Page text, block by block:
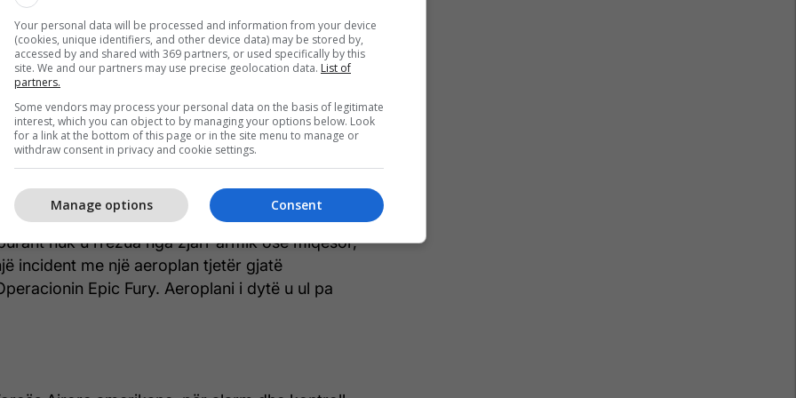
nga mbrojtja ajrore e Kuvajtit në një incident
Kuvajt. Të gjashtë anëtarët e ekuipazhit u
pa u lënduar dhe Sekretari amerikan i Luftës,
këtë javë se tre pilotët kishin rikthyer në misione
ekuipazhit amerikan humbën jetën kur tanker-i
në Irak. Ushtria amerikane tha se aeroplani i
nuk u rrëzua nga zjarr armik ose miqësor,
incident me një aeroplan tjetër gjatë
Epic Fury. Aeroplani i dytë u ul pa
Your personal data will be processed and information from your device
(cookies, unique identifiers, and other device data) may be stored by,
accessed by and shared with 369 partners, or used specifically by this
site. We and our partners may use precise geolocation data. List of
partners.
Some vendors may process your personal data on the basis of legitimate
interest, which you can object to by managing your options below. Look
for a link at the bottom of this page or in the site menu to manage or
withdraw consent in privacy and cookie settings.
Consent
Manage options